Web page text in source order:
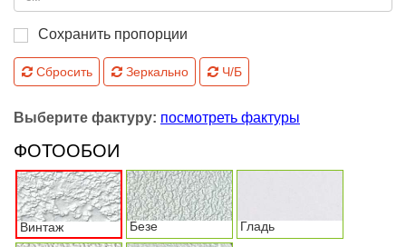
Сохранить пропорции
Сбросить Зеркально Ч/Б
Выберите фактуру: посмотреть фактуры
ФОТООБОИ
Винтаж Безе Гладь